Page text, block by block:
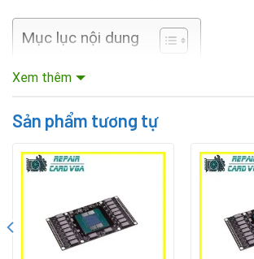
Mục lục nội dung
Khi VRAM bị lỗi, card đồ họa Galax có thể
Lỗi driver hoặc không nhận card VGA.
Xem thêm
Sản phẩm tương tự